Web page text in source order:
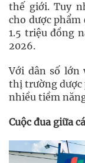
thế giới. Tuy
cho dược phẩm
1.5 triệu đồng
2026.
Với dân số lớn
thị trường dược
nhiều tiềm
Cuộc đua giữa